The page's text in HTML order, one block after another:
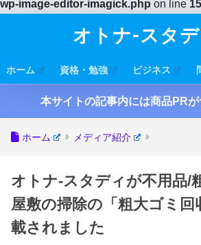
wp-image-editor-imagick.php on line
オトナ-スタデ
ホーム 資格・勉強 ビジネス
本サイトの記事内には商品PR
ホーム メディア紹介
オトナ-スタディが不用品/
屋敷の掃除の「粗大ゴミ回
載されました